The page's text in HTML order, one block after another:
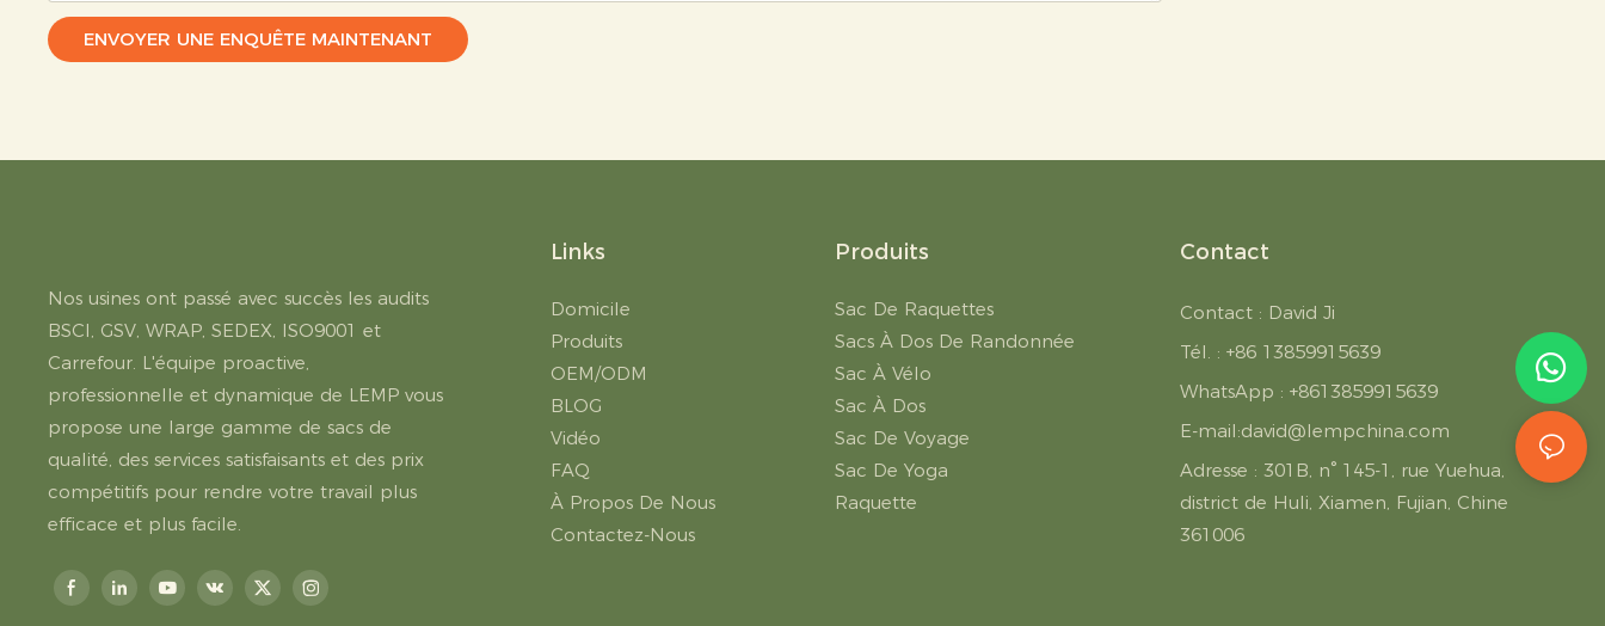
ENVOYER UNE ENQUÊTE MAINTENANT
Nos usines ont passé avec succès les audits
BSCI, GSV, WRAP, SEDEX, ISO9001 et
Carrefour. L'équipe proactive,
professionnelle et dynamique de LEMP vous
propose une large gamme de sacs de
qualité, des services satisfaisants et des prix
compétitifs pour rendre votre travail plus
efficace et plus facile.
Links
Domicile
Produits
OEM/ODM
BLOG
Vidéo
FAQ
À Propos De Nous
Contactez-Nous
Produits
Sac De Raquettes
Sacs À Dos De Randonnée
Sac À Vélo
Sac À Dos
Sac De Voyage
Sac De Yoga
Raquette
Contact
Contact : David Ji
Tél. : +86 13859915639
WhatsApp : +8613859915639
E-mail:david@lempchina.com
Adresse : 301B, n° 145-1, rue Yuehua,
district de Huli, Xiamen, Fujian, Chine
361006